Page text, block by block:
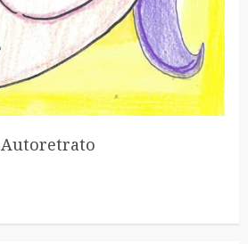
Autoretrato